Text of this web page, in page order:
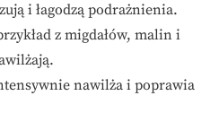
i łagodzą podrażnienia.
z migdałów, malin i
nawilża i poprawia